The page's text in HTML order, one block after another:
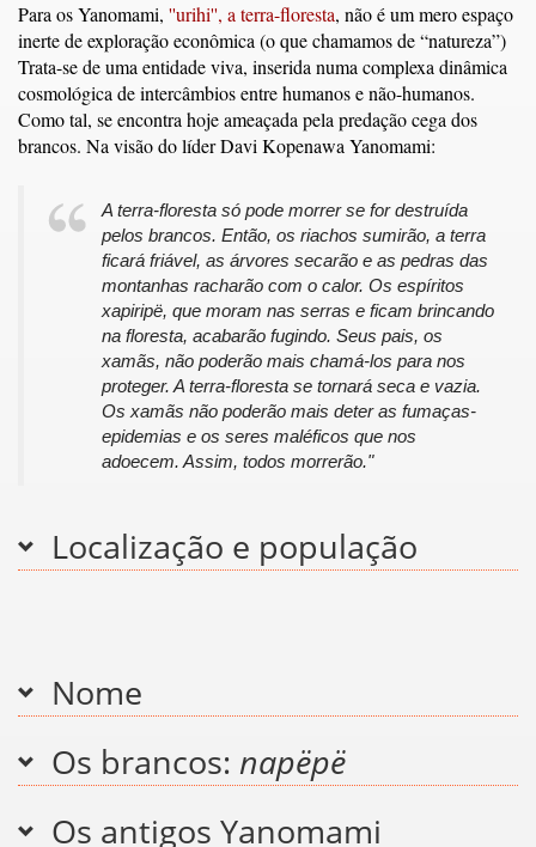
Para os Yanomami, ''urihi'', a terra-floresta, não é um mero espaço
inerte de exploração econômica (o que chamamos de “natureza”)
Trata-se de uma entidade viva, inserida numa complexa dinâmica
cosmológica de intercâmbios entre humanos e não-humanos.
Como tal, se encontra hoje ameaçada pela predação cega dos
brancos. Na visão do líder Davi Kopenawa Yanomami:
A terra-floresta só pode morrer se for destruída
pelos brancos. Então, os riachos sumirão, a terra
ficará friável, as árvores secarão e as pedras das
montanhas racharão com o calor. Os espíritos
xapiripë, que moram nas serras e ficam brincando
na floresta, acabarão fugindo. Seus pais, os
xamãs, não poderão mais chamá-los para nos
proteger. A terra-floresta se tornará seca e vazia.
Os xamãs não poderão mais deter as fumaças-
epidemias e os seres maléficos que nos
adoecem. Assim, todos morrerão."
Localização e população
Nome
Os brancos: napëpë
Os antigos Yanomami